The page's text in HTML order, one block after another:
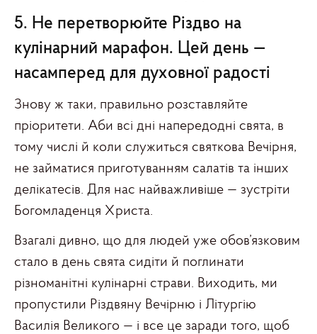
5. Не перетворюйте Різдво на
кулінарний марафон. Цей день —
насамперед для духовної радості
Знову ж таки, правильно розставляйте
пріоритети. Аби всі дні напередодні свята, в
тому числі й коли служиться святкова Вечірня,
не займатися приготуванням салатів та інших
делікатесів. Для нас найважливіше — зустріти
Богомладенця Христа.
Взагалі дивно, що для людей уже обов’язковим
стало в день свята сидіти й поглинати
різноманітні кулінарні страви. Виходить, ми
пропустили Різдвяну Вечірню і Літургію
Василія Великого — і все це заради того, щоб